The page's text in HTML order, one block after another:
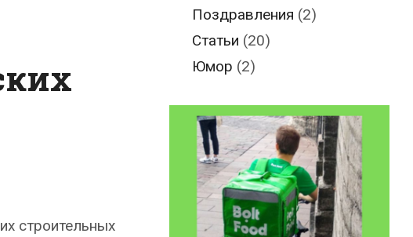
строительных
Поздравления (2)
Статьи (20)
Юмор (2)